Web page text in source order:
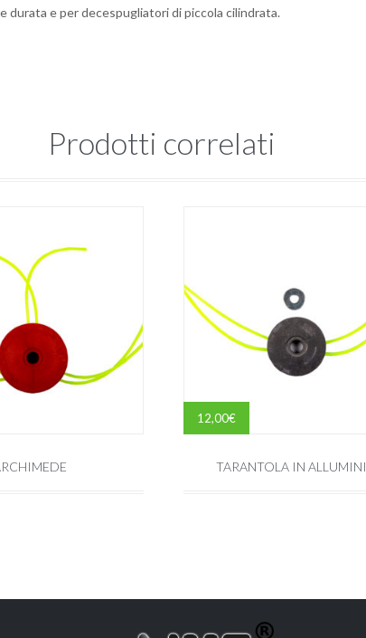
durata e per decespugliatori di piccola cilindrata.
Prodotti correlati
12,00€
TARANTOLA IN